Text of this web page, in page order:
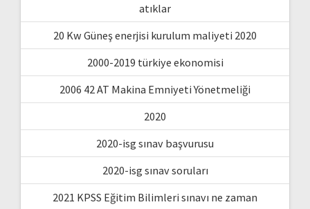
atıklar
20 Kw Güneş enerjisi kurulum maliyeti 2020
2000-2019 türkiye ekonomisi
2006 42 AT Makina Emniyeti Yönetmeliği
2020
2020-isg sınav başvurusu
2020-isg sınav soruları
2021 KPSS Eğitim Bilimleri sınavı ne zaman